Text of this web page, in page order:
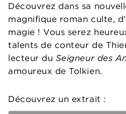
Découvrez dans sa
magnifique roman culte,
magie ! Vous serez
talents de conteur de
lecteur du Seigneur des
amoureux de Tolkien.
Découvrez un extrait :